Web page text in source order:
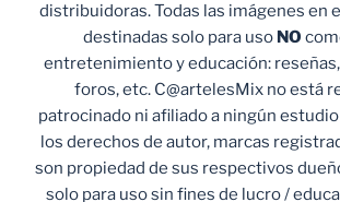
distribuidoras. Todas las imágenes en
destinadas solo para uso NO
entretenimiento y educación:
foros, etc. C@artelesMix no está
patrocinado ni afiliado a ningún estudio
los derechos de autor, marcas
son propiedad de sus respectivos
solo para uso sin fines de lucro /